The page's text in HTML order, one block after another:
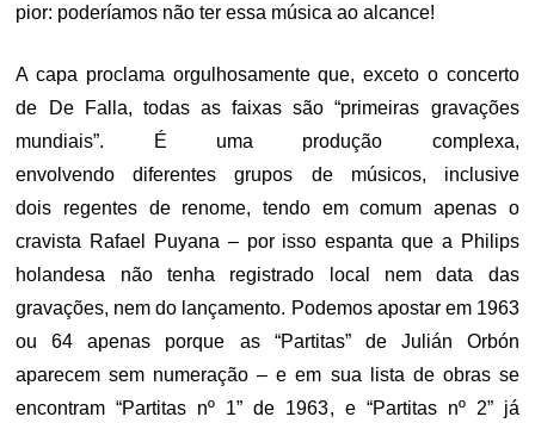
pior: poderíamos não ter essa música ao alcance!
A capa proclama orgulhosamente que, exceto o concerto
de De Falla, todas as faixas são “primeiras gravações
mundiais”. É uma produção complexa,
envolvendo diferentes grupos de músicos, inclusive
dois regentes de renome, tendo em comum apenas o
cravista Rafael Puyana – por isso espanta que a Philips
holandesa não tenha registrado local nem data das
gravações, nem do lançamento. Podemos apostar em 1963
ou 64 apenas porque as “Partitas” de Julián Orbón
aparecem sem numeração – e em sua lista de obras se
encontram “Partitas nº 1” de 1963, e “Partitas nº 2” já